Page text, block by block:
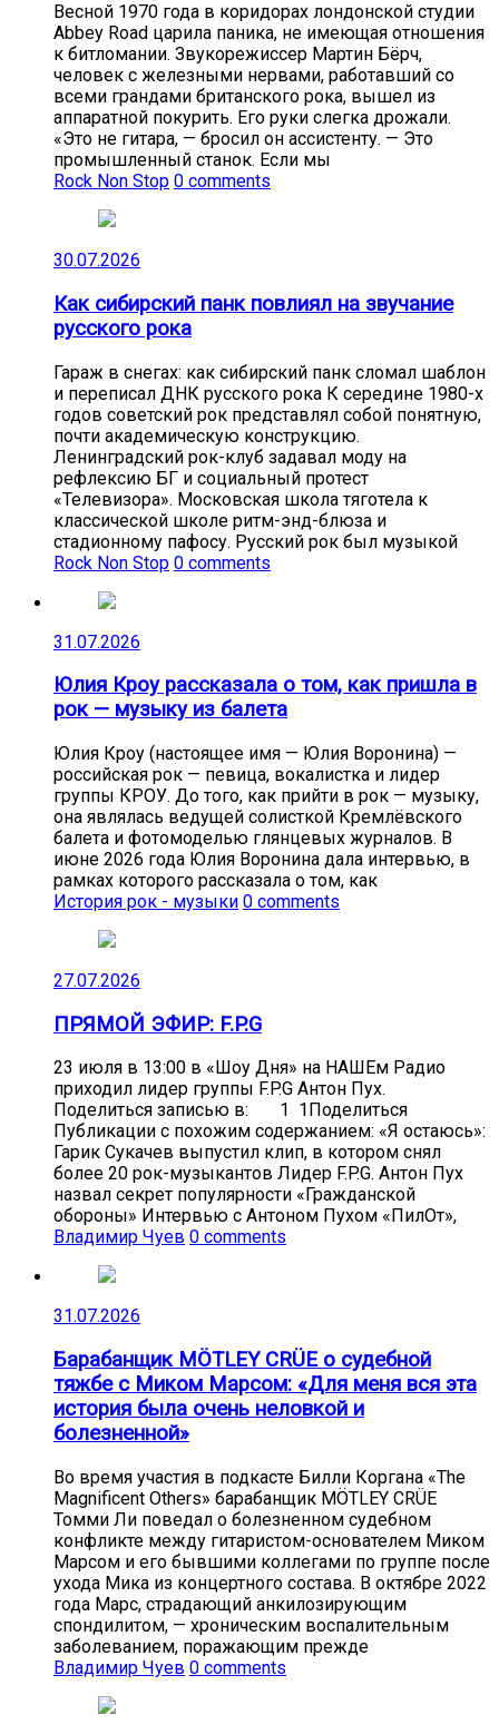
Весной 1970 года в коридорах лондонской студии
Abbey Road царила паника, не имеющая отношения
к битломании. Звукорежиссер Мартин Бёрч,
человек с железными нервами, работавший со
всеми грандами британского рока, вышел из
аппаратной покурить. Его руки слегка дрожали.
«Это не гитара, — бросил он ассистенту. — Это
промышленный станок. Если мы
Rock Non Stop 0 comments
30.07.2026
Как сибирский панк повлиял на звучание
русского рока
Гараж в снегах: как сибирский панк сломал шаблон
и переписал ДНК русского рока К середине 1980-х
годов советский рок представлял собой понятную,
почти академическую конструкцию.
Ленинградский рок-клуб задавал моду на
рефлексию БГ и социальный протест
«Телевизора». Московская школа тяготела к
классической школе ритм-энд-блюза и
стадионному пафосу. Русский рок был музыкой
Rock Non Stop 0 comments
31.07.2026
Юлия Кроу рассказала о том, как пришла в
рок — музыку из балета
Юлия Кроу (настоящее имя — Юлия Воронина) —
российская рок — певица, вокалистка и лидер
группы КРОУ. До того, как прийти в рок — музыку,
она являлась ведущей солисткой Кремлёвского
балета и фотомоделью глянцевых журналов. В
июне 2026 года Юлия Воронина дала интервью, в
рамках которого рассказала о том, как
История рок - музыки 0 comments
27.07.2026
ПРЯМОЙ ЭФИР: F.P.G
23 июля в 13:00 в «Шоу Дня» на НАШЕм Радио
приходил лидер группы F.P.G Антон Пух.
Поделиться записью в: 1 1Поделиться
Публикации с похожим содержанием: «Я остаюсь»:
Гарик Сукачев выпустил клип, в котором снял
более 20 рок-музыкантов Лидер F.P.G. Антон Пух
назвал секрет популярности «Гражданской
обороны» Интервью с Антоном Пухом «ПилОт»,
Владимир Чуев 0 comments
31.07.2026
Барабанщик MÖTLEY CRÜE о судебной
тяжбе с Миком Марсом: «Для меня вся эта
история была очень неловкой и
болезненной»
Во время участия в подкасте Билли Коргана «The
Magnificent Others» барабанщик MÖTLEY CRÜE
Томми Ли поведал о болезненном судебном
конфликте между гитаристом-основателем Миком
Марсом и его бывшими коллегами по группе после
ухода Мика из концертного состава. В октябре 2022
года Марс, страдающий анкилозирующим
спондилитом, — хроническим воспалительным
заболеванием, поражающим прежде
Владимир Чуев 0 comments